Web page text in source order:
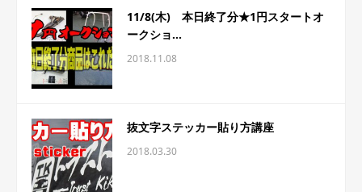
11/8(木) 本日終了分★1円スタートオ
ークショ...
2018.11.08
抜文字ステッカー貼り方講座
2018.03.30